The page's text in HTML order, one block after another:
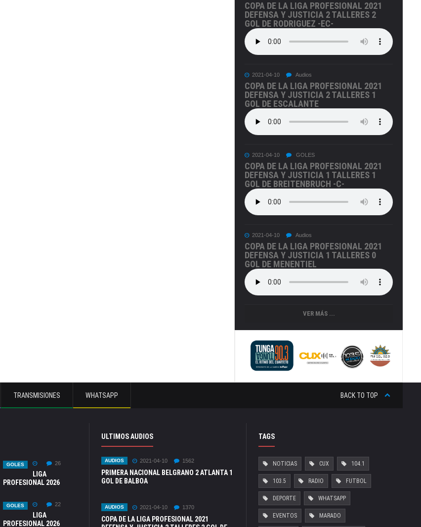
COPA DE LA LIGA PROFESIONAL 2021
DEFENSA Y JUSTICIA 2 TALLERES 2
GOL DE RODRIGUEZ -EC-
2021-04-10 Audios
COPA DE LA LIGA PROFESIONAL 2021
DEFENSA Y JUSTICIA 2 TALLERES 1
GOL DE ESCALANTE
2021-04-10 GOLES
COPA DE LA LIGA PROFESIONAL 2021
DEFENSA Y JUSTICIA 1 TALLERES 1
GOL DE BREITENBRUCH -C-
2021-04-10 Audios
COPA DE LA LIGA PROFESIONAL 2021
DEFENSA Y JUSTICIA 1 TALLERES 0
GOL DE MENENTIEL
VER MÁS ...
BACK TO TOP
TRANSMISIONES WHATSAPP
GOLES 26
LIGA
PROFESIONAL 2026
GOLES 22
LIGA
PROFESIONAL 2026
ULTIMOS AUDIOS
AUDIOS 2021-04-10 1562
PRIMERA NACIONAL BELGRANO 2 ATLANTA 1
GOL DE BALBOA
AUDIOS 2021-04-10 1370
COPA DE LA LIGA PROFESIONAL 2021
TAGS
NOTICIAS CUX 104.1
103.5 RADIO FUTBOL
DEPORTE WHATSAPP
EVENTOS MARADO